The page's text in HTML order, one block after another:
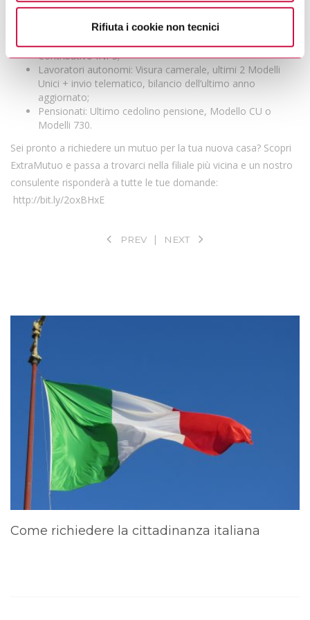
privacy.
Rifiuta i cookie non tecnici
A seconda del profilo professionale sono richiesti:
Dipendenti: contratto di lavoro, CU e Ultime 3 buste paga;
Contributivo INPS;
Lavoratori autonomi: Visura camerale, ultimi 2 Modelli
Unici + invio telematico, bilancio dell’ultimo anno
aggiornato;
Pensionati: Ultimo cedolino pensione, Modello CU o
Modelli 730.
Sei pronto a richiedere un mutuo per la tua nuova casa? Scopri
ExtraMutuo e passa a trovarci nella filiale più vicina e un nostro
consulente risponderà a tutte le tue domande:
http://bit.ly/2oxBHxE
PREV NEXT
Come richiedere la cittadinanza italiana